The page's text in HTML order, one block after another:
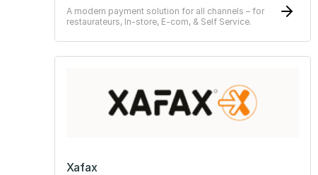
A modern payment solution for all channels – for
restaurateurs, In-store, E-com, & Self Service.
Xafax